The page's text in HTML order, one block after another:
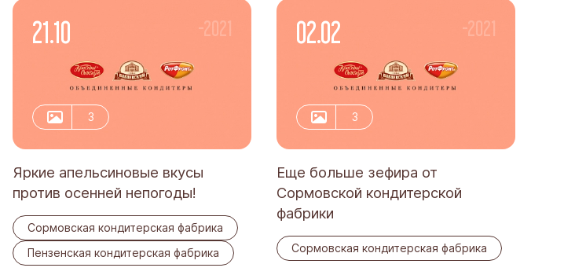
21.10 -2021
3
Яркие апельсиновые вкусы
против осенней непогоды!
Сормовская кондитерская фабрика
Пензенская кондитерская фабрика
02.02 -2021
3
Еще больше зефира от
Сормовской кондитерской
фабрики
Сормовская кондитерская фабрика